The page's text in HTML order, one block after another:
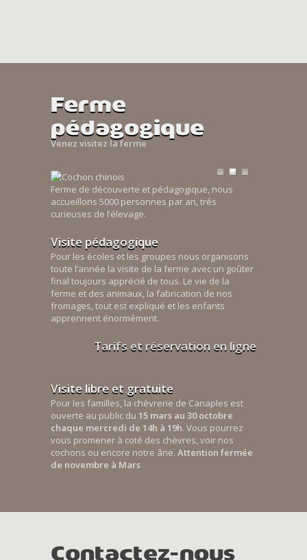
Ferme
pédagogique
Venez visitez la ferme
Ferme de découverte et pédagogique, nous
accueillons 5000 personnes par an, trés
curieuses de l’élevage.
Visite pédagogique
Pour les écoles et les groupes nous organisons
toute l’année la visite de la ferme avec un goûter
final toujours apprécié de tous. Le vie de la
ferme et des animaux, la fabrication de nos
fromages, tout est expliqué et les enfants
apprennent énormément.
Tarifs et réservation en ligne
Visite libre et gratuite
Pour les familles, la chèvrerie de Canaples est
ouverte au public du 15 mars au 30 octobre
chaque mercredi de 14h à 19h. Vous pourrez
vous promener à coté des chèvres, voir nos
cochons ou encore notre âne. Attention fermée
de novembre à Mars
Contactez-nous